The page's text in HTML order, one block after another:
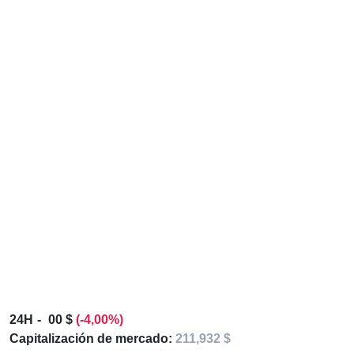
24H 00 $ (-4,00%)
Capitalización de mercado: 211,932 $